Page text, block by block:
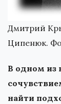
Дмитрий
Ципенюк.
В одном из
найти